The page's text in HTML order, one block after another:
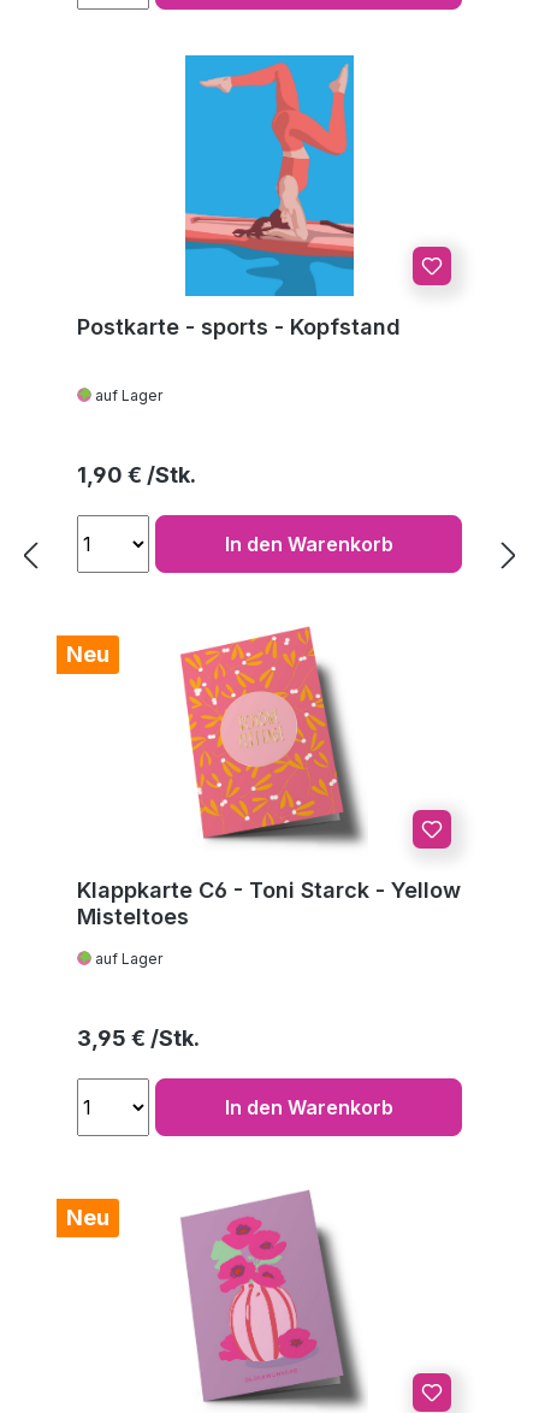
Postkarte - sports - Kopfstand
auf Lager
Regulärer Preis:
1,90 €
In den Warenkorb
Neu
Klappkarte C6 - Toni Starck - Yellow
Misteltoes
auf Lager
Regulärer Preis:
3,95 €
In den Warenkorb
Neu